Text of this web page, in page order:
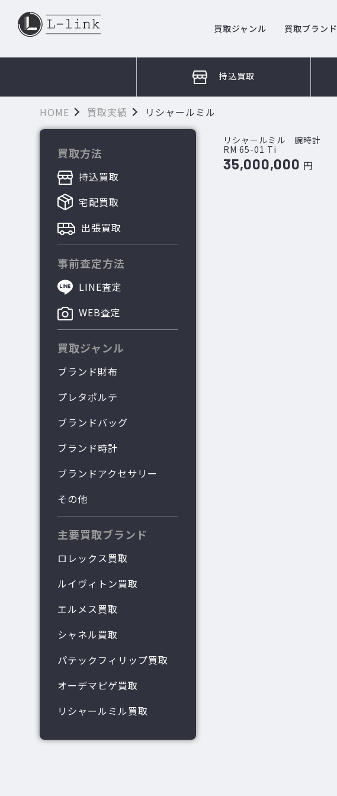
買取ジャンル 買取ブランド
持込買取
HOME 買取実績 リシャールミル
買取方法
持込買取
宅配買取
出張買取
事前査定方法
LINE査定
WEB査定
買取ジャンル
ブランド財布
プレタポルテ
ブランドバッグ
ブランド時計
ブランドアクセサリー
その他
主要買取ブランド
ロレックス買取
ルイヴィトン買取
エルメス買取
シャネル買取
パテックフィリップ買取
オーデマピゲ買取
リシャールミル買取
リシャールミル 腕時計
RM 65-01 Ti
35,000,000 円